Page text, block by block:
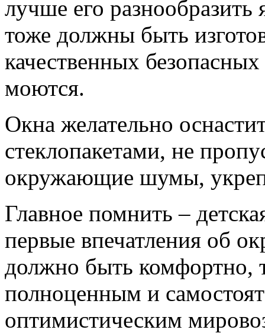
лучше его
тоже должны быть
качественных
моются.
Окна желательно
стеклопакетами, не
окружающие шумы,
Главное помнить –
первые впечатления об
должно быть комфортно,
полноценным и
оптимистическим